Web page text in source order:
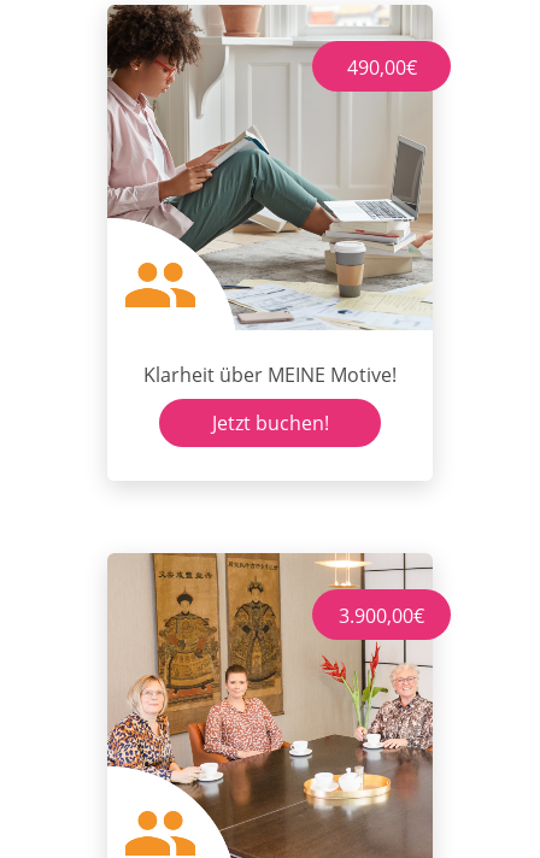
490,00€
Klarheit über MEINE Motive!
Jetzt buchen!
3.900,00€